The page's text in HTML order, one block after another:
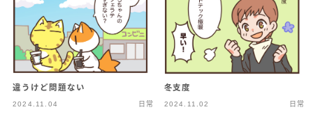
違うけど問題ない
2024.11.04 日常
冬支度
2024.11.02 日常